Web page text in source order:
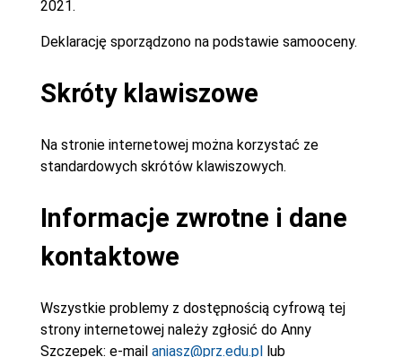
2021.
Deklarację sporządzono na podstawie samooceny.
Skróty klawiszowe
Na stronie internetowej można korzystać ze
standardowych skrótów klawiszowych.
Informacje zwrotne i dane
kontaktowe
Wszystkie problemy z dostępnością cyfrową tej
strony internetowej należy zgłosić do Anny
Szczepek: e-mail aniasz@prz.edu.pllub